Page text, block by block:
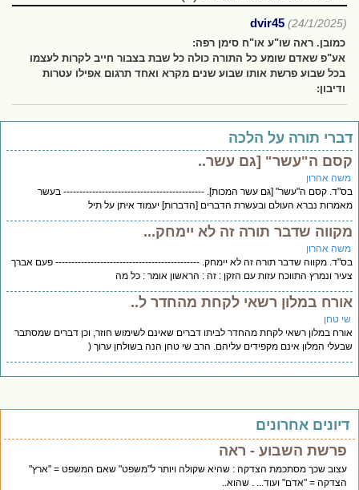
dvir45 (24/1/2025)
כמובן. ראה שו"ע או"ח סימן רפה:
אע"פ שאדם שומע כל התורה כולה כל שבת בצבור חייב לקרות לעצמו
בכל שבוע פרשת אותו שבוע שנים מקרא ואחד תרגום אפילו עטרות
ודיבון:
דברי תורה על הלכה
קסם ה"עשר" [גם עשר..
משה אהרון
בס"ד. קסם ה"עשר" [גם עשר המכות]. -------------------------------------------- בעשר
מאמרות נברא העולם ובעשרת הדברים [הדברות] יעמוד איתן על תיל
מקווה שדבר תורה זה לא יימחק...
משה אהרון
בס"ד. מקווה שדבר תורה זה לא יימחק. --------------------------------------------- פעם אברך
צעיר ונמרץ התווכח עזות עם הזקן : זה : הראשון אומר : כל מה
אורח במלון רשאי לקחת מהחדר ל..
שי טחן
אורח במלון רשאי לקחת מהחדר לביתו דברים שאינם לשימוש חוזר, וכן דברים שמסתבר
שבעלי המלון אינם מקפידים עליהם. הרב שי טחן הנה בשולחן ערוך (
דיונים אחרונים
פרשת השבוע - ראה
עצוב שכך מסתכמת הצדקה : שהיא שקולה ויותר ל"משפט" שאם המשפט = "ארץ"
הצדקה = "אדם" ועוד... . שהוא..